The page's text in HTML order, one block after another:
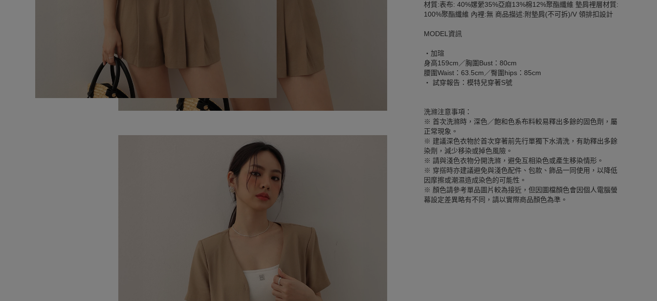
材質:表布: 40%嫘縈35%亞麻13%棉12%聚酯纖維 墊肩裡層材質:
100%聚酯纖維 內裡:無 商品描述:附墊肩(不可拆)/V 領排扣設計
MODEL資訊
‧加瑄
身高159cm／胸圍Bust：80cm
腰圍Waist：63.5cm／臀圍hips：85cm
‧ 試穿報告：模特兒穿著S號
洗滌注意事項：
※ 首次洗滌時，深色／飽和色系布料較易釋出多餘的固色劑，屬
正常現象。
※ 建議深色衣物於首次穿著前先行單獨下水清洗，有助釋出多餘
染劑，減少移染或掉色風險。
※ 請與淺色衣物分開洗滌，避免互相染色或產生移染情形。
※ 穿搭時亦建議避免與淺色配件、包款、飾品一同使用，以降低
因摩擦或潮濕造成染色的可能性。
※ 顏色請參考單品圖片較為接近，但因圖檔顏色會因個人電腦螢
幕設定差異略有不同，請以實際商品顏色為準。